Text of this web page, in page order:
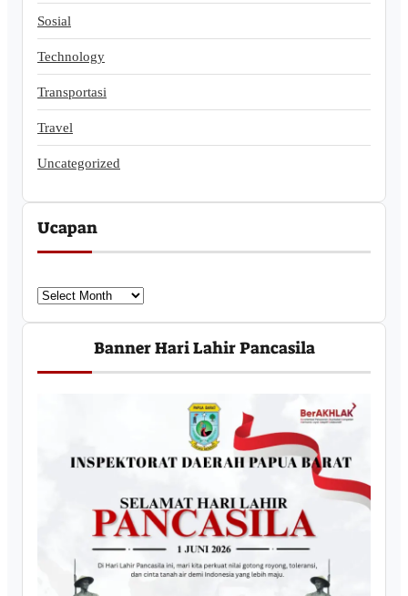
Sosial
Technology
Transportasi
Travel
Uncategorized
Ucapan
U
c
a
Banner Hari Lahir Pancasila